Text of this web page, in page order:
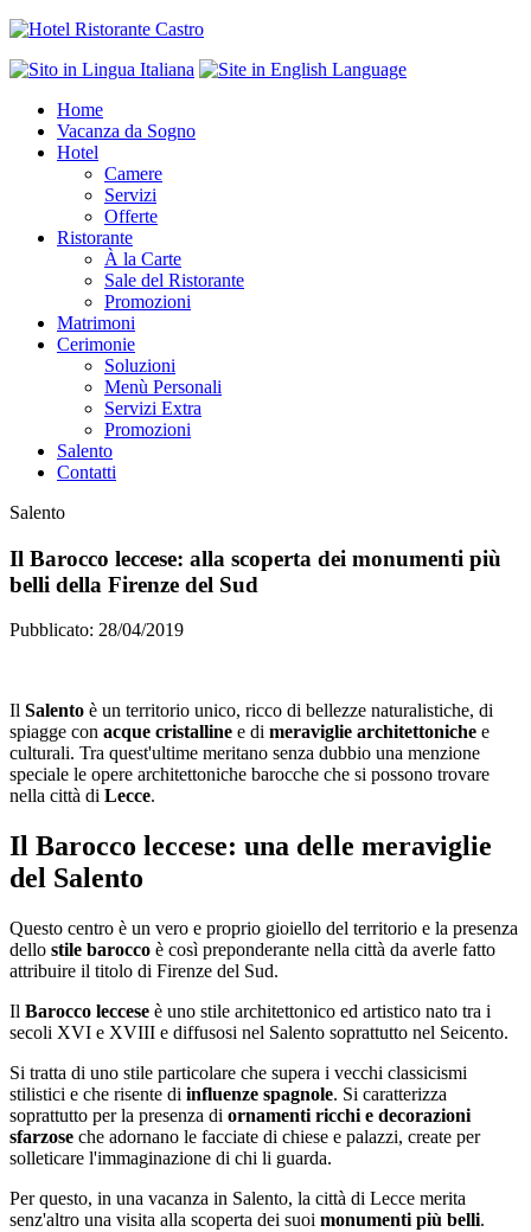
Home
Vacanza da Sogno
Hotel
Camere
Servizi
Offerte
Ristorante
À la Carte
Sale del Ristorante
Promozioni
Matrimoni
Cerimonie
Soluzioni
Menù Personali
Servizi Extra
Promozioni
Salento
Contatti
Salento
Il Barocco leccese: alla scoperta dei monumenti più
belli della Firenze del Sud
Pubblicato: 28/04/2019
Il Salento è un territorio unico, ricco di bellezze naturalistiche, di
spiagge con acque cristalline e di meraviglie architettoniche e
culturali. Tra quest'ultime meritano senza dubbio una menzione
speciale le opere architettoniche barocche che si possono trovare
nella città di Lecce.
Il Barocco leccese: una delle meraviglie
del Salento
Questo centro è un vero e proprio gioiello del territorio e la presenza
dello stile barocco è così preponderante nella città da averle fatto
attribuire il titolo di Firenze del Sud.
Il Barocco leccese è uno stile architettonico ed artistico nato tra i
secoli XVI e XVIII e diffusosi nel Salento soprattutto nel Seicento.
Si tratta di uno stile particolare che supera i vecchi classicismi
stilistici e che risente di influenze spagnole. Si caratterizza
soprattutto per la presenza di ornamenti ricchi e decorazioni
sfarzose che adornano le facciate di chiese e palazzi, create per
solleticare l'immaginazione di chi li guarda.
Per questo, in una vacanza in Salento, la città di Lecce merita
senz'altro una visita alla scoperta dei suoi monumenti più belli.